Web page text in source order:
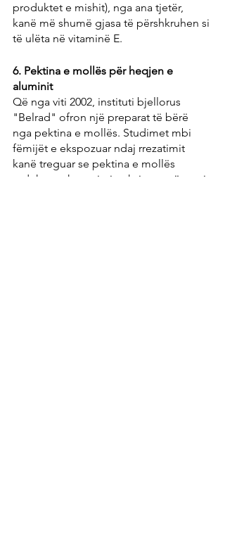
produktet e mishit), nga ana tjetër,
kanë më shumë gjasa të përshkruhen si
të ulëta në vitaminë E.
6. Pektina e mollës për heqjen e
aluminit
Që nga viti 2002, instituti bjellorus
"Belrad" ofron një preparat të bërë
nga pektina e mollës. Studimet mbi
fëmijët e ekspozuar ndaj rrezatimit
kanë treguar se pektina e mollës
redukton ekspozimin ekzistues të trupit